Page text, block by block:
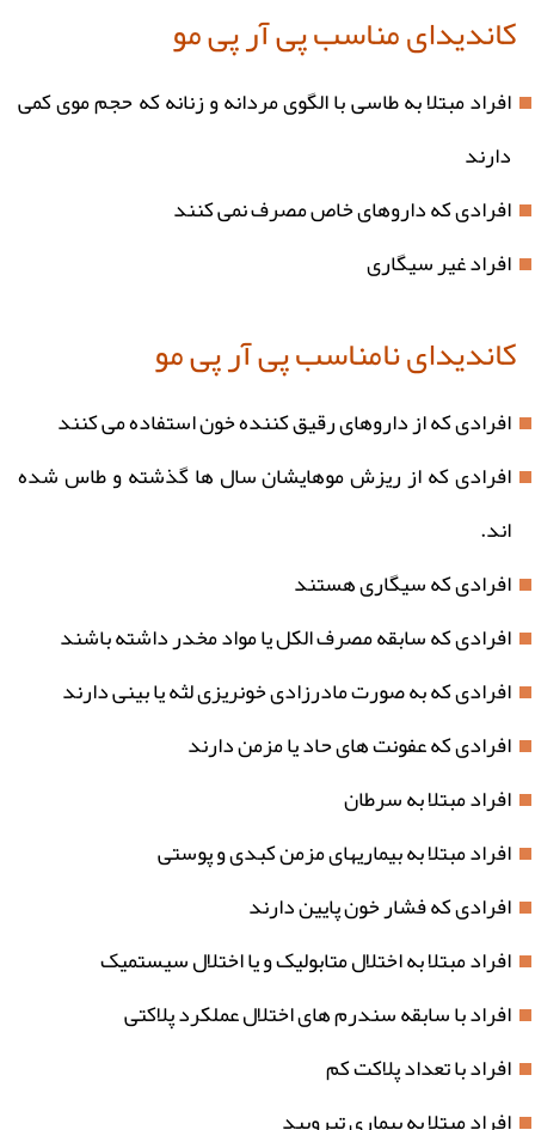
کاندیدای مناسب پی آر پی مو
افراد مبتلا به طاسی با الگوی مردانه و زنانه که حجم موی کمی
دارند
افرادی که داروهای خاص مصرف نمی کنند
افراد غیر سیگاری
کاندیدای نامناسب پی آر پی مو
افرادی که از داروهای رقیق کننده خون استفاده می کنند
افرادی که از ریزش موهایشان سال ها گذشته و طاس شده
اند.
افرادی که سیگاری هستند
افرادی که سابقه مصرف الکل یا مواد مخدر داشته باشند
افرادی که به صورت مادرزادی خونریزی لثه یا بینی دارند
افرادی که عفونت های حاد یا مزمن دارند
افراد مبتلا به سرطان
افراد مبتلا به بیماریهای مزمن کبدی و پوستی
افرادی که فشار خون پایین دارند
افراد مبتلا به اختلال متابولیک و یا اختلال سیستمیک
افراد با سابقه سندرم های اختلال عملکرد پلاکتی
افراد با تعداد پلاکت کم
افراد مبتلا به بیماری تیرویید